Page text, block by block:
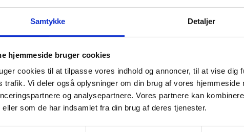
Samtykke Detaljer
hjemmeside bruger cookies
cookies til at tilpasse vores indhold og annoncer, til at vise dig
trafik. Vi deler også oplysninger om din brug af vores
og analysepartnere. Vores partnere kan
eller som de har indsamlet fra din brug af deres tjenester.
Lobedanz Jens Gerup Nielsen Dominique Otoul Flemming Petersen
læremidler og find masterclasses mm.
og
For institutioner og